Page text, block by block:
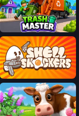
Trash Master
Shell Shockers